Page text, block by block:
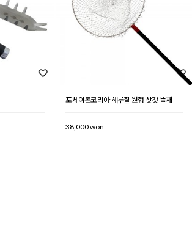
포세이돈코리아 해루질 원형 삿갓 뜰채
38,000 won